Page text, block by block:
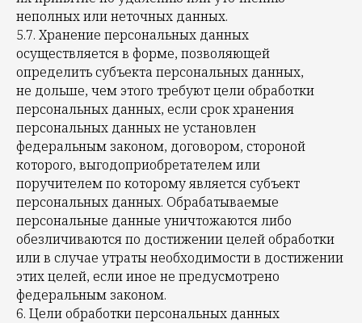
неполных или неточных данных.
5.7. Хранение персональных данных
осуществляется в форме, позволяющей
определить субъекта персональных данных,
не дольше, чем этого требуют цели обработки
персональных данных, если срок хранения
персональных данных не установлен
федеральным законом, договором, стороной
которого, выгодоприобретателем или
поручителем по которому является субъект
персональных данных. Обрабатываемые
персональные данные уничтожаются либо
обезличиваются по достижении целей обработки
или в случае утраты необходимости в достижении
этих целей, если иное не предусмотрено
федеральным законом.
6. Цели обработки персональных данных